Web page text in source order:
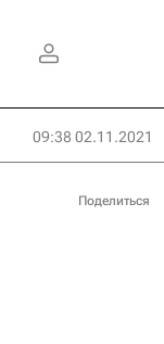
09:38 02.11.2021
Поделиться